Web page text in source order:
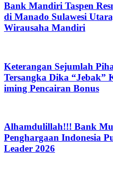
Bank Mandiri Taspen
di Manado Sulawesi
Wirausaha Mandiri
Keterangan Sejumlah
Tersangka Dika “Jebak”
iming Pencairan Bonus
Alhamdulillah!!! Bank
Penghargaan Indonesia
Leader 2026